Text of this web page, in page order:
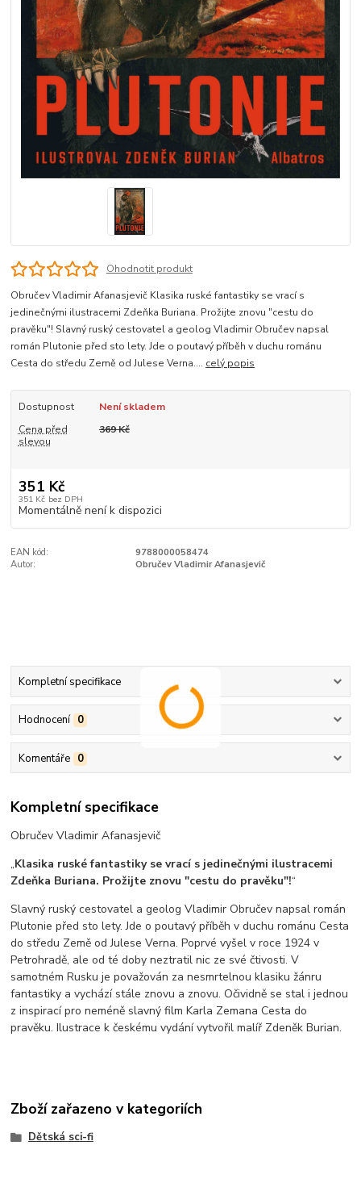
Ohodnotit produkt
Obručev Vladimir Afanasjevič Klasika ruské fantastiky se vrací s
jedinečnými ilustracemi Zdeňka Buriana. Prožijte znovu "cestu do
pravěku"! Slavný ruský cestovatel a geolog Vladimir Obručev napsal
román Plutonie před sto lety. Jde o poutavý příběh v duchu románu
Cesta do středu Země od Julese Verna.... celý popis
Dostupnost
Není skladem
Cena před
slevou
369 Kč
351 Kč
351 Kč bez DPH
Momentálně není k dispozici
EAN kód:
9788000058474
Autor:
Obručev Vladimir Afanasjevič
Kompletní specifikace
Hodnocení 0
Komentáře 0
Kompletní specifikace
Obručev Vladimir Afanasjevič
Klasika ruské fantastiky se vrací s jedinečnými ilustracemi
Zdeňka Buriana. Prožijte znovu "cestu do pravěku"!
Slavný ruský cestovatel a geolog Vladimir Obručev napsal román
Plutonie před sto lety. Jde o poutavý příběh v duchu románu Cesta
do středu Země od Julese Verna. Poprvé vyšel v roce 1924 v
Petrohradě, ale od té doby neztratil nic ze své čtivosti. V
samotném Rusku je považován za nesmrtelnou klasiku žánru
fantastiky a vychází stále znovu a znovu. Očividně se stal i jednou
z inspirací pro neméně slavný film Karla Zemana Cesta do
pravěku. Ilustrace k českému vydání vytvořil malíř Zdeněk Burian.
Zboží zařazeno v kategoriích
Dětská sci-fi